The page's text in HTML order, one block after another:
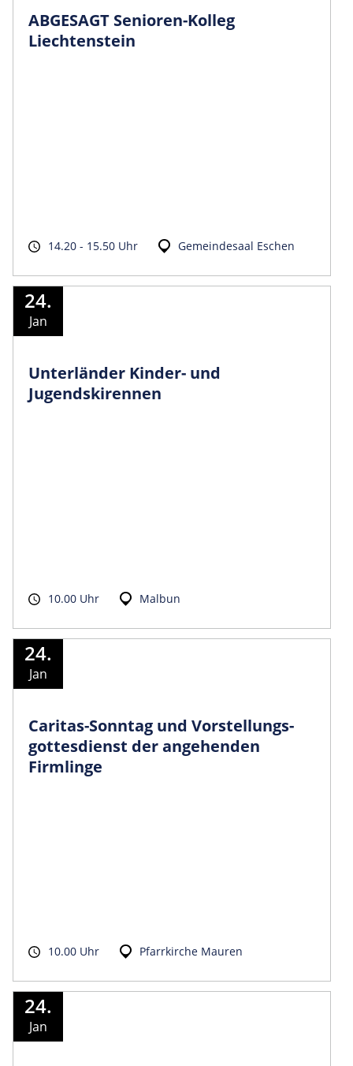
ABGESAGT Senioren-Kolleg
Liechtenstein
14.20 - 15.50 Uhr Gemeindesaal Eschen
24.
Jan
Unterländer Kinder- und
Jugendskirennen
10.00 Uhr Malbun
24.
Jan
Caritas-Sonntag und Vorstellungs­
gottesdienst der angehenden
Firmlinge
10.00 Uhr Pfarrkirche Mauren
24.
Jan